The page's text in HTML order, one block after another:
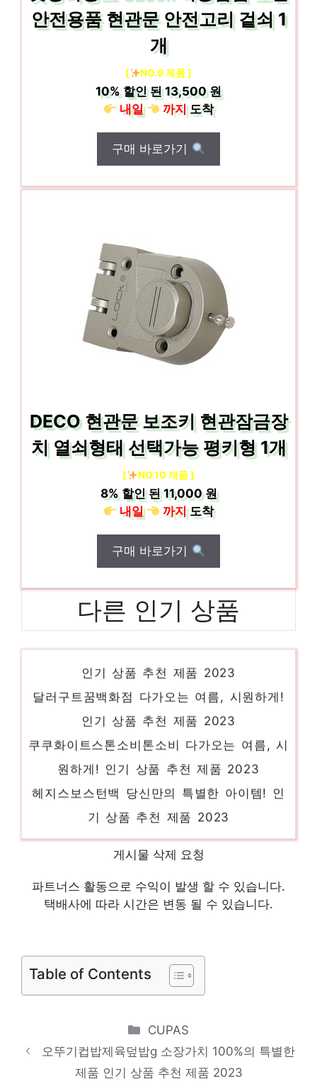
안전용품 현관문 안전고리 겉쇠 1
개
[ NO.9 제품 ]
10%할인 된13,500 원
내일
까지도착
구매 바로가기
DECO 현관문 보조키 현관잠금장
치 열쇠형태 선택가능 평키형 1개
[ NO.10 제품 ]
8%할인 된11,000 원
내일
까지도착
구매 바로가기
다른 인기 상품
인기 상품 추천 제품 2023
달러구트꿈백화점 다가오는 여름, 시원하게!
인기 상품 추천 제품 2023
쿠쿠화이트스톤소비톤소비 다가오는 여름, 시
원하게! 인기 상품 추천 제품 2023
헤지스보스턴백 당신만의 특별한 아이템! 인
기 상품 추천 제품 2023
껴보세요! 인기 상품 추천 제품 2023
텐마인즈브레오목마사지기N 멋진 변화, 당신
의 손안에 인기 상품 추천 제품 2023
2023
게시물 삭제 요청
파트너스 활동으로 수익이 발생 할 수 있습니다.
택배사에 따라 시간은 변동 될 수 있습니다.
Table of Contents
Categories
CUPAS
오뚜기컵밥제육덮밥g 소장가치 100%의 특별한
제품 인기 상품 추천 제품 2023